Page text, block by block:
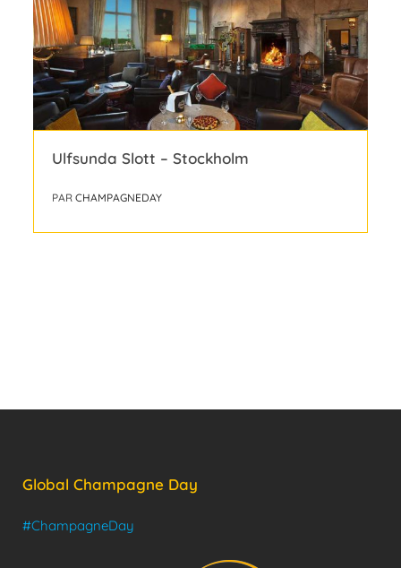
Ulfsunda Slott – Stockholm
PAR CHAMPAGNEDAY
Global Champagne Day
#ChampagneDay